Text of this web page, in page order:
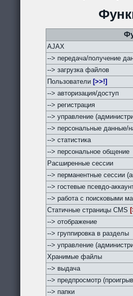
AJAX
--> передача/получение
--> загрузка файлов
Пользователи [>>!]
--> авторизация/доступ
--> регистрация
--> управление
--> персональные данные/
--> статистика
--> персональное общение
Расширенные сессии
--> перманентные сессии
--> гостевые псевдо-
--> работа с поисковыми
Статичные страницы CMS
--> отображение
--> группировка в разделы
--> управление
Хранимые файлы
--> выдача
--> предпросмотр
--> папки